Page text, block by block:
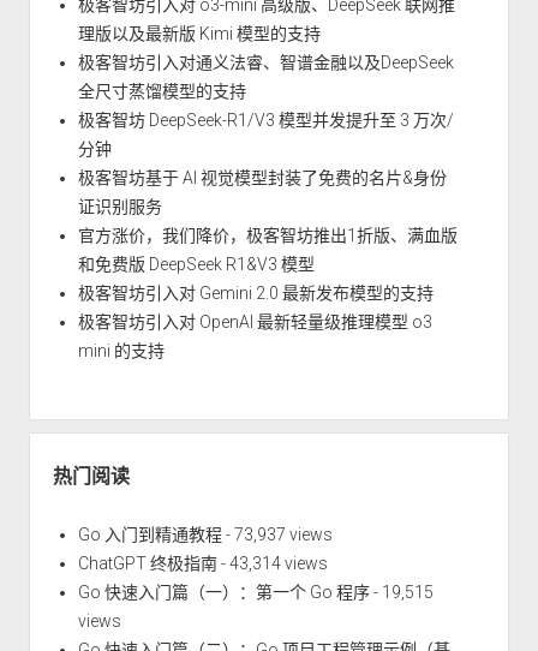
极客智坊引入对 o3-mini 高级版、DeepSeek 联网推
理版以及最新版 Kimi 模型的支持
极客智坊引入对通义法睿、智谱金融以及DeepSeek
全尺寸蒸馏模型的支持
极客智坊 DeepSeek-R1/V3 模型并发提升至 3 万次/
分钟
极客智坊基于 AI 视觉模型封装了免费的名片&身份
证识别服务
官方涨价，我们降价，极客智坊推出1折版、满血版
和免费版 DeepSeek R1&V3 模型
极客智坊引入对 Gemini 2.0 最新发布模型的支持
极客智坊引入对 OpenAI 最新轻量级推理模型 o3
mini 的支持
热门阅读
Go 入门到精通教程- 73,937 views
ChatGPT 终极指南- 43,314 views
Go 快速入门篇（一）：第一个 Go 程序- 19,515
views